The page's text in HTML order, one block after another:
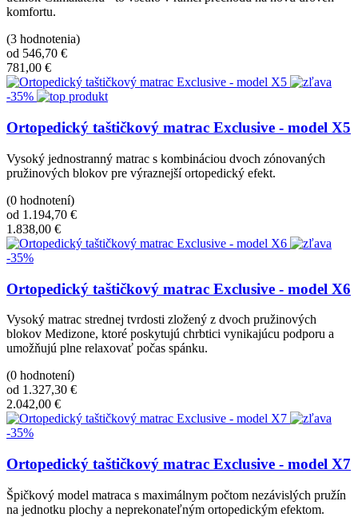
komfortu.
(3 hodnotenia)
od 546,70 €
781,00 €
-35%
Ortopedický taštičkový matrac Exclusive - model X5
Vysoký jednostranný matrac s kombináciou dvoch zónovaných
pružinových blokov pre výraznejší ortopedický efekt.
(0 hodnotení)
od 1.194,70 €
1.838,00 €
-35%
Ortopedický taštičkový matrac Exclusive - model X6
Vysoký matrac strednej tvrdosti zložený z dvoch pružinových
blokov Medizone, ktoré poskytujú chrbtici vynikajúcu podporu a
umožňujú plne relaxovať počas spánku.
(0 hodnotení)
od 1.327,30 €
2.042,00 €
-35%
Ortopedický taštičkový matrac Exclusive - model X7
Špičkový model matraca s maximálnym počtom nezávislých pružín
na jednotku plochy a neprekonateľným ortopedickým efektom.